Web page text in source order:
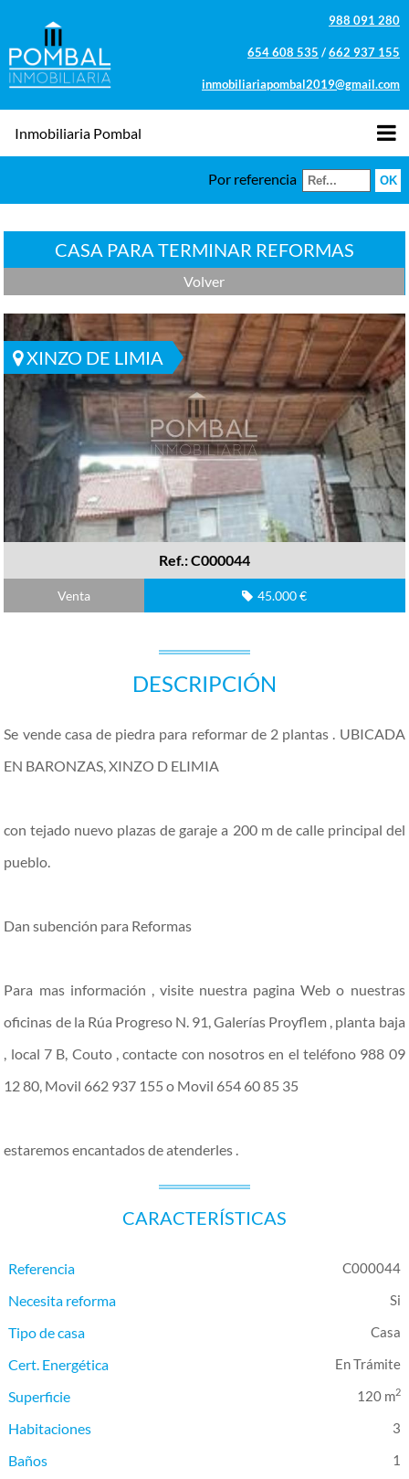
988 091 280
654 608 535 /662 937 155
inmobiliariapombal2019@gmail.com
Inmobiliaria Pombal
Por referencia
CASA PARA TERMINAR REFORMAS
Volver
XINZO DE LIMIA
Ref.: C000044
Venta 45.000 €
DESCRIPCIÓN
Se vende casa de piedra para reformar de 2 plantas . UBICADA
EN BARONZAS, XINZO D ELIMIA
con tejado nuevo plazas de garaje a 200 m de calle principal del
pueblo.
Dan subención para Reformas
Para mas información , visite nuestra pagina Web o nuestras
oficinas de la Rúa Progreso N. 91, Galerías Proyflem , planta baja
, local 7 B, Couto , contacte con nosotros en el teléfono 988 09
12 80, Movil 662 937 155 o Movil 654 60 85 35
estaremos encantados de atenderles .
CARACTERÍSTICAS
Referencia C000044
Necesita reforma
Tipo de casa
Casa
Cert. Energética En Trámite
Superficie 120 m2
Habitaciones 3
Baños 1